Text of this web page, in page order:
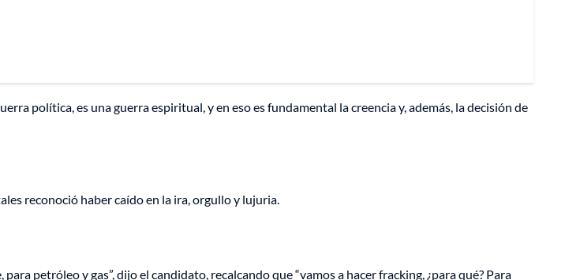
política, es una guerra espiritual, y en eso es fundamental la creencia y, además, la decisión de
reconoció haber caído en la ira, orgullo y lujuria.
petróleo y gas”, dijo el candidato, recalcando que “vamos a hacer fracking, ¿para qué? Para